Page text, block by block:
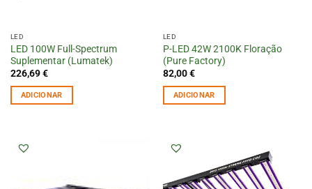
LED
LED 100W Full-Spectrum
Suplementar (Lumatek)
226,69€
ADICIONAR
LED
P-LED 42W 2100K Floração
(Pure Factory)
82,00€
ADICIONAR